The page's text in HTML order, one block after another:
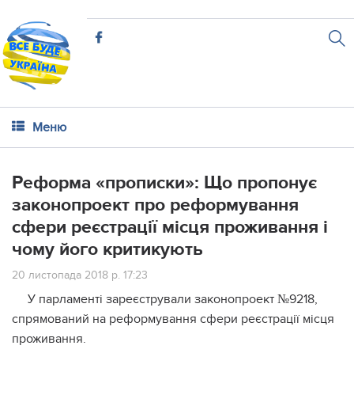
Меню
Реформа «прописки»: Що пропонує
законопроект про реформування
сфери реєстрації місця проживання і
чому його критикують
20 листопада 2018 р. 17:23
У парламенті зареєстрували законопроект №9218,
спрямований на реформування сфери реєстрації місця
проживання.